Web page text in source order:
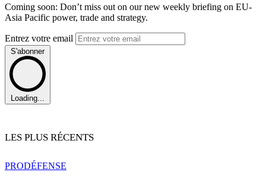
Coming soon: Don’t miss out on our new weekly briefing on EU-
Asia Pacific power, trade and strategy.
Entrez votre email
S'abonner
Loading...
LES PLUS RÉCENTS
PRODÉFENSE